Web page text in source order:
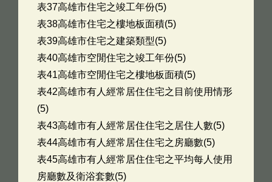
表37高雄市住宅之竣工年份(5)
表38高雄市住宅之樓地板面積(5)
表39高雄市住宅之建築類型(5)
表40高雄市空閒住宅之竣工年份(5)
表41高雄市空閒住宅之樓地板面積(5)
表42高雄市有人經常居住住宅之目前使用情形
(5)
表43高雄市有人經常居住住宅之居住人數(5)
表44高雄市有人經常居住住宅之房廳數(5)
表45高雄市有人經常居住住宅之平均每人使用
房廳數及衛浴套數(5)